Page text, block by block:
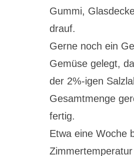
Gummi,
drauf.
Gerne noch ein
Gemüse gelegt,
der 2%-igen
Gesamtmenge
fertig.
Etwa eine Woche